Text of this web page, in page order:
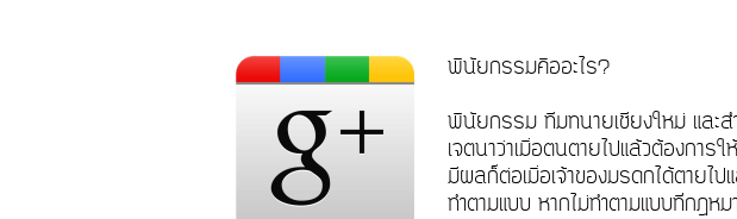
พินัยกรรมคืออะไร?
พินัยกรรม ทีมทนายเชียงใหม่ และส
เจตนาว่าเมื่อตนตายไปแล้วต้องกา
มีผลก็ต่อเมื่อเจ้าของมรดกได้ตายไ
ทำตามแบบ หากไม่ทำตามแบบที่กฎ